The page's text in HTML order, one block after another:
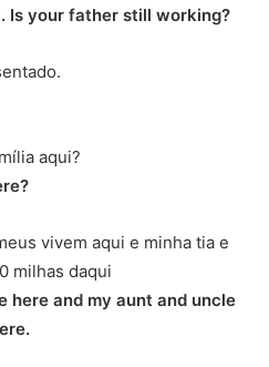
Is your father still working?
aqui?
vivem aqui e minha tia e
milhas daqui
here and my aunt and uncle